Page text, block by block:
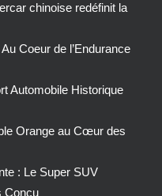
chinoise redéfinit la
Coeur de l’Endurance
Automobile Historique
Orange au Cœur des
: Le Super SUV
Conçu